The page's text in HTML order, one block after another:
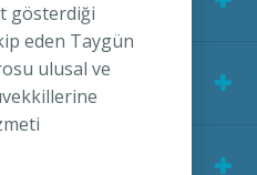
gösterdiği
eden Taygün
ulusal ve